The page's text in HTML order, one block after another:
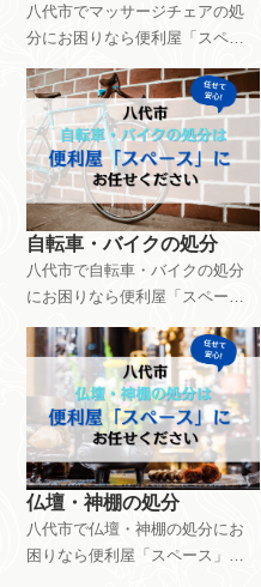
八代市でマッサージチェアの処
分にお困りなら便利屋「スペー
ス」にお任せください。マッサ
ージチェアの処分は6,600円～で
対応できます。サイズや搬出環
境などによって金額は異なりま
す。ご相談・見積もりは無料で
す。お気軽にお問い合わせくだ
さい。
自転車・バイクの処分
八代市で自転車・バイクの処分
にお困りなら便利屋「スペー
ス」にお任せください。自転車
は2,500円～バイクは8,000円～で
処分対応できます。面倒な手続
きもサポートするので手間がか
かりません。ご相談・見積もり
は無料です。お気軽にお問い合
わせください。
仏壇・神棚の処分
八代市で仏壇・神棚の処分にお
困りなら便利屋「スペース」に